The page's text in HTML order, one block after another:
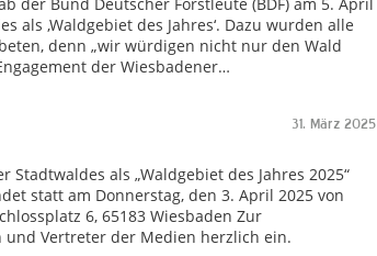
als ‚Waldgebiet des Jahres‘. Dazu wurden alle
denn „wir würdigen nicht nur den Wald
der Wiesbadener…
31. März 2025
als „Waldgebiet des Jahres 2025“
statt am Donnerstag, den 3. April 2025 von
6, 65183 Wiesbaden Zur
Vertreter der Medien herzlich ein.